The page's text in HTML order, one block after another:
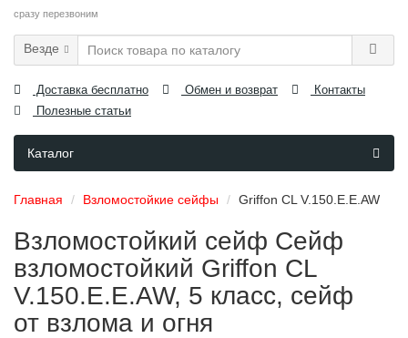
сразу перезвоним
Везде
Доставка бесплатно Обмен и возврат
Контакты
Полезные статьи
Каталог
Главная Взломостойкие сейфы Griffon CL V.150.E.E.AW
Взломостойкий сейф Сейф
взломостойкий Griffon CL
V.150.E.E.AW, 5 класс, сейф
от взлома и огня